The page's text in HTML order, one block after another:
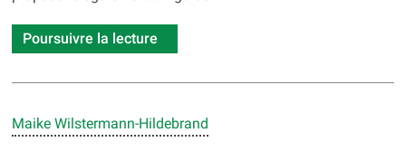
Poursuivre la lecture
Maike Wilstermann-Hildebrand